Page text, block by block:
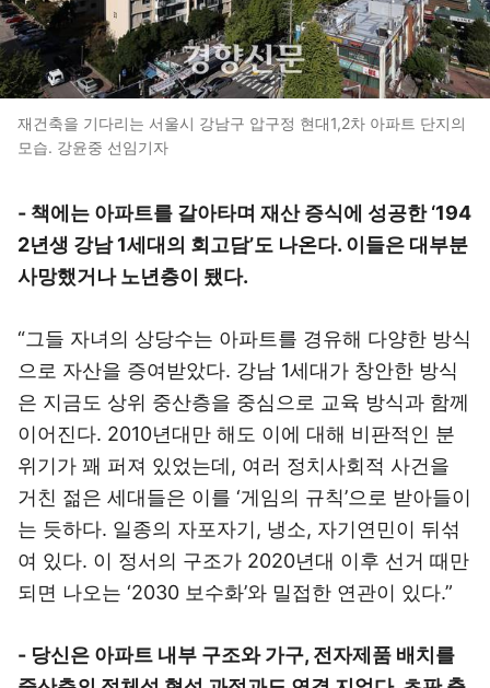
재건축을 기다리는 서울시 강남구 압구정 현대1,2차 아파트 단지의
모습. 강윤중 선임기자
- 책에는 아파트를 갈아타며 재산 증식에 성공한 ‘194
2년생 강남 1세대의 회고담’도 나온다. 이들은 대부분
사망했거나 노년층이 됐다.
“그들 자녀의 상당수는 아파트를 경유해 다양한 방식
으로 자산을 증여받았다. 강남 1세대가 창안한 방식
은 지금도 상위 중산층을 중심으로 교육 방식과 함께
이어진다. 2010년대만 해도 이에 대해 비판적인 분
위기가 꽤 퍼져 있었는데, 여러 정치사회적 사건을
거친 젊은 세대들은 이를 ‘게임의 규칙’으로 받아들이
는 듯하다. 일종의 자포자기, 냉소, 자기연민이 뒤섞
여 있다. 이 정서의 구조가 2020년대 이후 선거 때만
되면 나오는 ‘2030 보수화’와 밀접한 연관이 있다.”
- 당신은 아파트 내부 구조와 가구, 전자제품 배치를